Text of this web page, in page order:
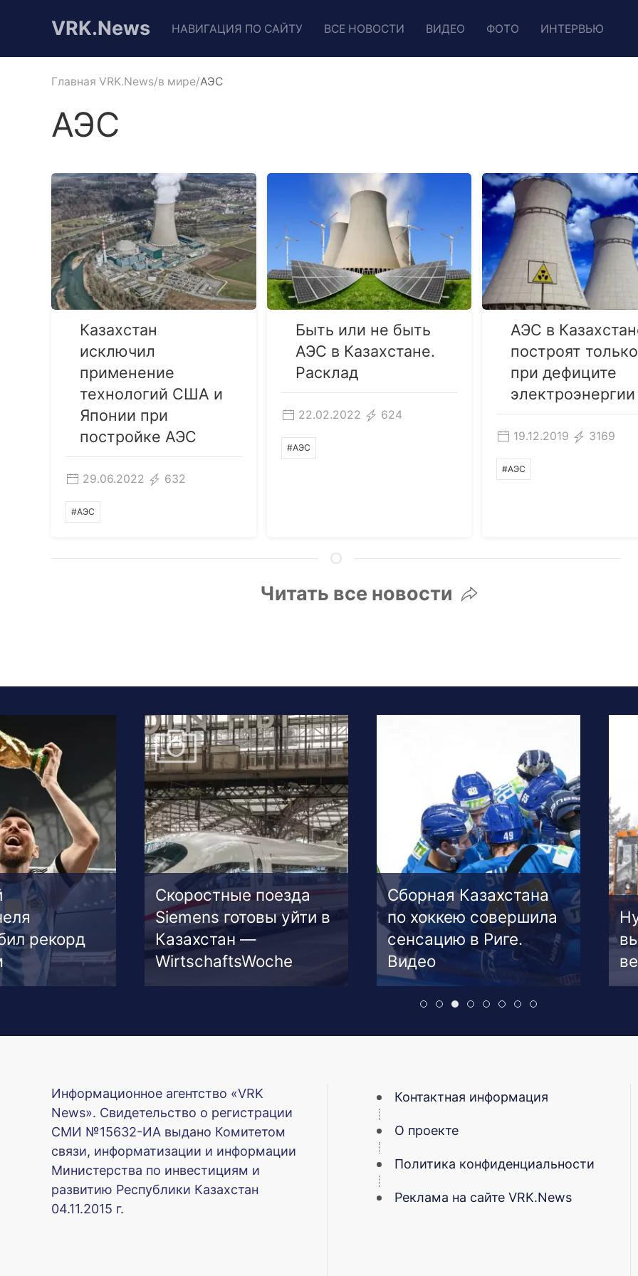
VRK.News НАВИГАЦИЯ ПО САЙТУ ВСЕ НОВОСТИ ВИДЕО ФОТО ИНТЕРВЬЮ
Главная VRK.News в мире АЭС
АЭС
Казахстан
исключил
применение
технологий США и
Японии при
постройке АЭС
29.06.2022 632
#АЭС
Быть или не быть
АЭС в Казахстане.
Расклад
22.02.2022 624
#АЭС
АЭС в
построят только
при дефиците
электроэнергии
19.12.2019 3169
#АЭС
Читать все новости
рекорд
Скоростные поезда
Siemens готовы уйти в
Казахстан —
WirtschaftsWoche
Сборная Казахстана
по хоккею совершила
сенсацию в Риге.
Видео
Информационное агентство «VRK
News». Свидетельство о регистрации
СМИ №15632-ИА выдано Комитетом
связи, информатизации и информации
Министерства по инвестициям и
развитию Республики Казахстан
04.11.2015 г.
Контактная информация
О проекте
Политика конфиденциальности
Реклама на сайте VRK.News